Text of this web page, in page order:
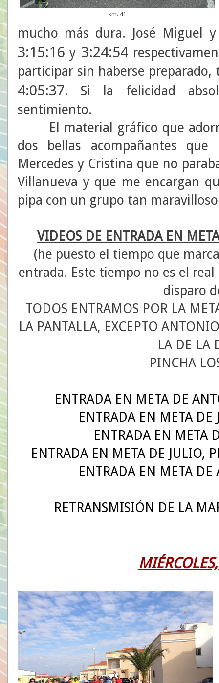
km. 41
mucho más dura. José Miguel
3:15:16 y 3:24:54
participar sin haberse
4:05:37. Si la felicidad
sentimiento.
El material gráfico que
dos bellas acompañantes
Mercedes y Cristina que no
Villanueva y que me encargan
pipa con un grupo tan
VIDEOS DE ENTRADA EN
(he puesto el tiempo que
entrada. Este tiempo no es el
disparo
TODOS ENTRAMOS POR LA
LA PANTALLA, EXCEPTO
LA DE LA
PINCHA
ENTRADA EN META DE
ENTRADA EN META
ENTRADA EN META
ENTRADA EN META DE JULIO,
ENTRADA EN META
RETRANSMISIÓN DE LA